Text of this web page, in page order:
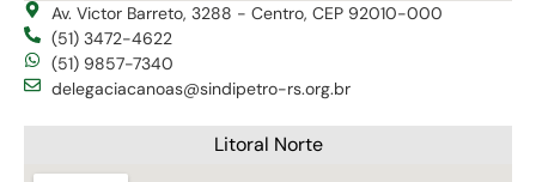
Av. Victor Barreto, 3288 - Centro, CEP 92010-000
(51) 3472-4622
(51) 9857-7340
delegaciacanoas@sindipetro-rs.org.br
Litoral Norte